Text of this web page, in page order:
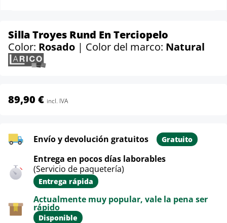
Silla Troyes Rund En Terciopelo
Color: Rosado | Color del marco: Natural
89,90 € incl. IVA
Envío y devolución gratuitos Gratuito
Entrega en pocos días laborables
(Servicio de paquetería)
Entrega rápida
Actualmente muy popular, vale la pena ser
rápido
Disponible